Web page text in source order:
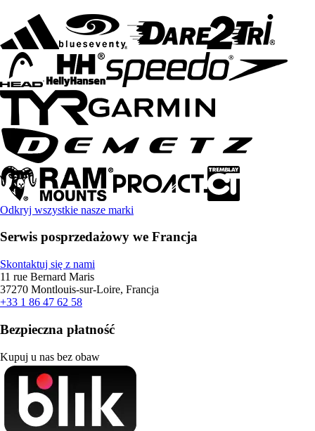
Odkryj wszystkie nasze marki
Serwis posprzedażowy we Francja
Skontaktuj się z nami
11 rue Bernard Maris
37270 Montlouis-sur-Loire, Francja
+33 1 86 47 62 58
Bezpieczna płatność
Kupuj u nas bez obaw